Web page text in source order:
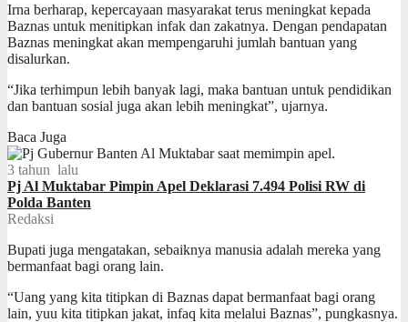
Irna berharap, kepercayaan masyarakat terus meningkat kepada
Baznas untuk menitipkan infak dan zakatnya. Dengan pendapatan
Baznas meningkat akan mempengaruhi jumlah bantuan yang
disalurkan.
“Jika terhimpun lebih banyak lagi, maka bantuan untuk pendidikan
dan bantuan sosial juga akan lebih meningkat”, ujarnya.
Baca Juga
3 tahun lalu
Pj Al Muktabar Pimpin Apel Deklarasi 7.494 Polisi RW di
Polda Banten
Redaksi
Bupati juga mengatakan, sebaiknya manusia adalah mereka yang
bermanfaat bagi orang lain.
“Uang yang kita titipkan di Baznas dapat bermanfaat bagi orang
lain, yuu kita titipkan jakat, infaq kita melalui Baznas”, pungkasnya.